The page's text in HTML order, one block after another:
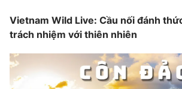
Vietnam Wild Live: Cầu nối đánh
trách nhiệm với thiên nhiên